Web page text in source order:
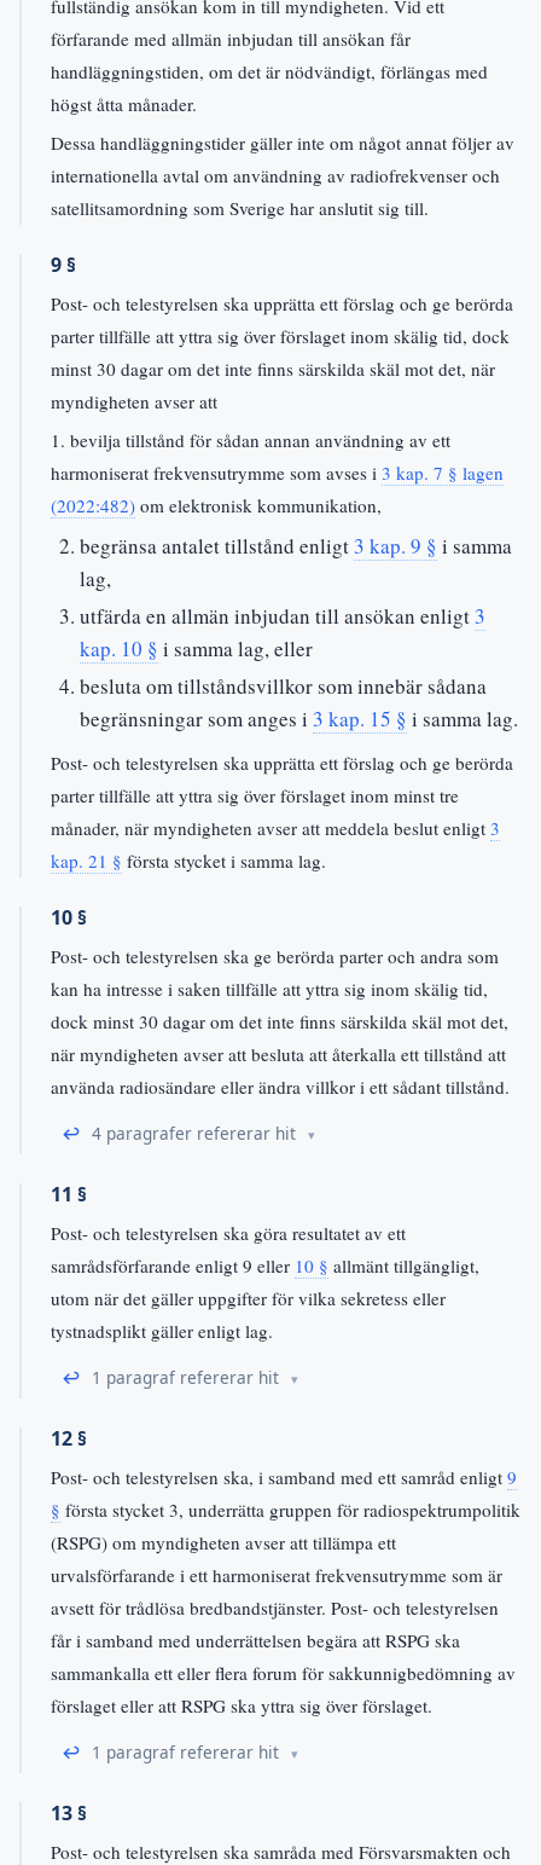
fullständig ansökan kom in till myndigheten. Vid ett
förfarande med allmän inbjudan till ansökan får
handläggningstiden, om det är nödvändigt, förlängas med
högst åtta månader.
Dessa handläggningstider gäller inte om något annat följer av
internationella avtal om användning av radiofrekvenser och
satellitsamordning som Sverige har anslutit sig till.
9 §
Post- och telestyrelsen ska upprätta ett förslag och ge berörda
parter tillfälle att yttra sig över förslaget inom skälig tid, dock
minst 30 dagar om det inte finns särskilda skäl mot det, när
myndigheten avser att
1. bevilja tillstånd för sådan annan användning av ett
harmoniserat frekvensutrymme som avses i 3 kap. 7 § lagen
(2022:482) om elektronisk kommunikation,
begränsa antalet tillstånd enligt 3 kap. 9 § i samma
lag,
utfärda en allmän inbjudan till ansökan enligt 3
kap. 10 § i samma lag, eller
besluta om tillståndsvillkor som innebär sådana
begränsningar som anges i 3 kap. 15 § i samma lag.
Post- och telestyrelsen ska upprätta ett förslag och ge berörda
parter tillfälle att yttra sig över förslaget inom minst tre
månader, när myndigheten avser att meddela beslut enligt 3
kap. 21 § första stycket i samma lag.
10 §
Post- och telestyrelsen ska ge berörda parter och andra som
kan ha intresse i saken tillfälle att yttra sig inom skälig tid,
dock minst 30 dagar om det inte finns särskilda skäl mot det,
när myndigheten avser att besluta att återkalla ett tillstånd att
använda radiosändare eller ändra villkor i ett sådant tillstånd.
↩ 4 paragrafer refererar hit
11 §
Post- och telestyrelsen ska göra resultatet av ett
samrådsförfarande enligt 9 eller 10 § allmänt tillgängligt,
utom när det gäller uppgifter för vilka sekretess eller
tystnadsplikt gäller enligt lag.
↩ 1 paragraf refererar hit
12 §
Post- och telestyrelsen ska, i samband med ett samråd enligt 9
§ första stycket 3, underrätta gruppen för radiospektrumpolitik
(RSPG) om myndigheten avser att tillämpa ett
urvalsförfarande i ett harmoniserat frekvensutrymme som är
avsett för trådlösa bredbandstjänster. Post- och telestyrelsen
får i samband med underrättelsen begära att RSPG ska
sammankalla ett eller flera forum för sakkunnigbedömning av
förslaget eller att RSPG ska yttra sig över förslaget.
↩ 1 paragraf refererar hit
13 §
Post- och telestyrelsen ska samråda med Försvarsmakten och